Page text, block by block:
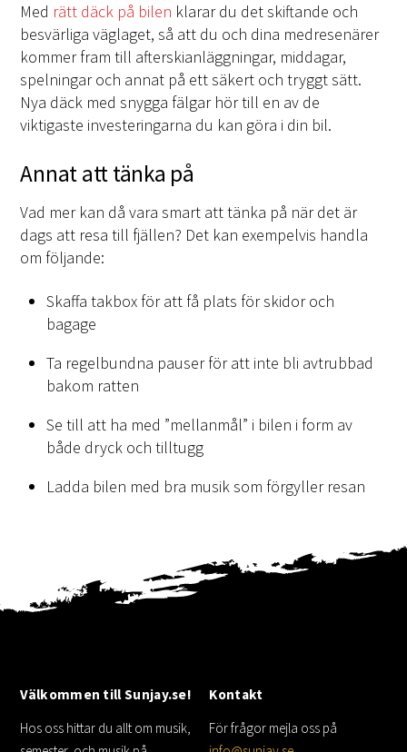
Med rätt däck på bilen klarar du det skiftande och
besvärliga väglaget, så att du och dina medresenärer
kommer fram till afterskianläggningar, middagar,
spelningar och annat på ett säkert och tryggt sätt.
Nya däck med snygga fälgar hör till en av de
viktigaste investeringarna du kan göra i din bil.
Annat att tänka på
Vad mer kan då vara smart att tänka på när det är
dags att resa till fjällen? Det kan exempelvis handla
om följande:
Skaffa takbox för att få plats för skidor och
bagage
Ta regelbundna pauser för att inte bli avtrubbad
bakom ratten
Se till att ha med ”mellanmål” i bilen i form av
både dryck och tilltugg
Ladda bilen med bra musik som förgyller resan
Välkommen till Sunjay.se!
Hos oss hittar du allt om musik,
Kontakt
För frågor mejla oss på